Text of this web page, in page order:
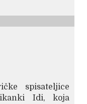
spisateljice
Idi, koja